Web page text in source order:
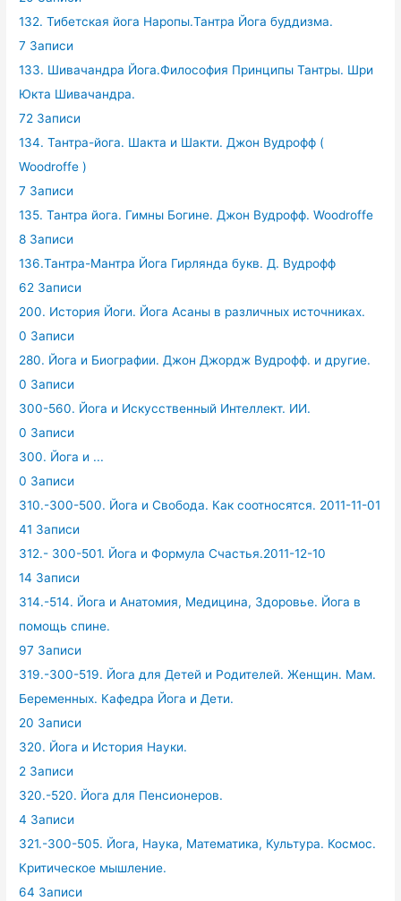
132. Тибетская йога Наропы.Тантра Йога буддизма.
7 Записи
133. Шивачандра Йога.Философия Принципы Тантры. Шри
Юкта Шивачандра.
72 Записи
134. Тантра-йога. Шакта и Шакти. Джон Вудрофф (
Woodroffe )
7 Записи
135. Тантра йога. Гимны Богине. Джон Вудрофф. Woodroffe
8 Записи
136.Тантра-Мантра Йога Гирлянда букв. Д. Вудрофф
62 Записи
200. История Йоги. Йога Асаны в различных источниках.
0 Записи
280. Йога и Биографии. Джон Джордж Вудрофф. и другие.
0 Записи
300-560. Йога и Искусственный Интеллект. ИИ.
0 Записи
300. Йога и ...
0 Записи
310.-300-500. Йога и Свобода. Как соотносятся. 2011-11-01
41 Записи
312.- 300-501. Йога и Формула Счастья.2011-12-10
14 Записи
314.-514. Йога и Анатомия, Медицина, Здоровье. Йога в
помощь спине.
97 Записи
319.-300-519. Йога для Детей и Родителей. Женщин. Мам.
Беременных. Кафедра Йога и Дети.
20 Записи
320. Йога и История Науки.
2 Записи
320.-520. Йога для Пенсионеров.
4 Записи
321.-300-505. Йога, Наука, Математика, Культура. Космос.
Критическое мышление.
64 Записи